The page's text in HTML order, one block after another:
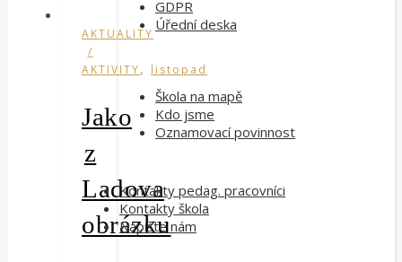
AKTUALITY
/
AKTIVITY, listopad
Jako
z
Ladova
obrázku
GDPR
Úřední deska
Škola na mapě
Kdo jsme
Oznamovací povinnost
Kontakty pedag. pracovníci
Kontakty škola
Napište nám